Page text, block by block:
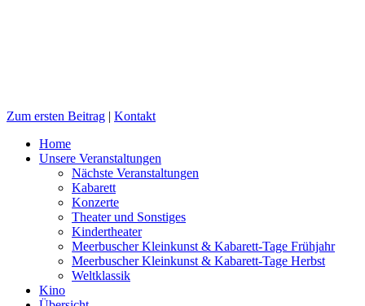
Zum ersten Beitrag | Kontakt
Home
Unsere Veranstaltungen
Nächste Veranstaltungen
Kabarett
Konzerte
Theater und Sonstiges
Kindertheater
Meerbuscher Kleinkunst & Kabarett-Tage Frühjahr
Meerbuscher Kleinkunst & Kabarett-Tage Herbst
Weltklassik
Kino